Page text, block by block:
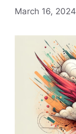
March 16, 2024